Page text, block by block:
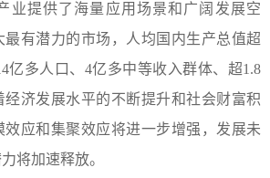
业提供了海量应用场景和广阔发展空
最有潜力的市场，人均国内生产总值超
亿多人口、4亿多中等收入群体、超1.8
济发展水平的不断提升和社会财富积
效应和集聚效应将进一步增强，发展未
将加速释放。